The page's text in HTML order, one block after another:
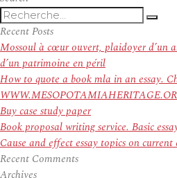
Recherche
pour
:
Recent Posts
Mossoul à cœur ouvert, plaidoyer d’un
d’un patrimoine en péril
How to quote a book mla in an essay.
Buy case study paper
Book proposal writing service. Basic
Cause and effect essay topics on current
Recent Comments
Archives